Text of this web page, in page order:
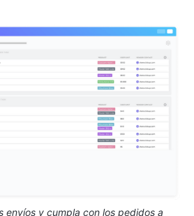
envíos y cumpla con los pedidos a